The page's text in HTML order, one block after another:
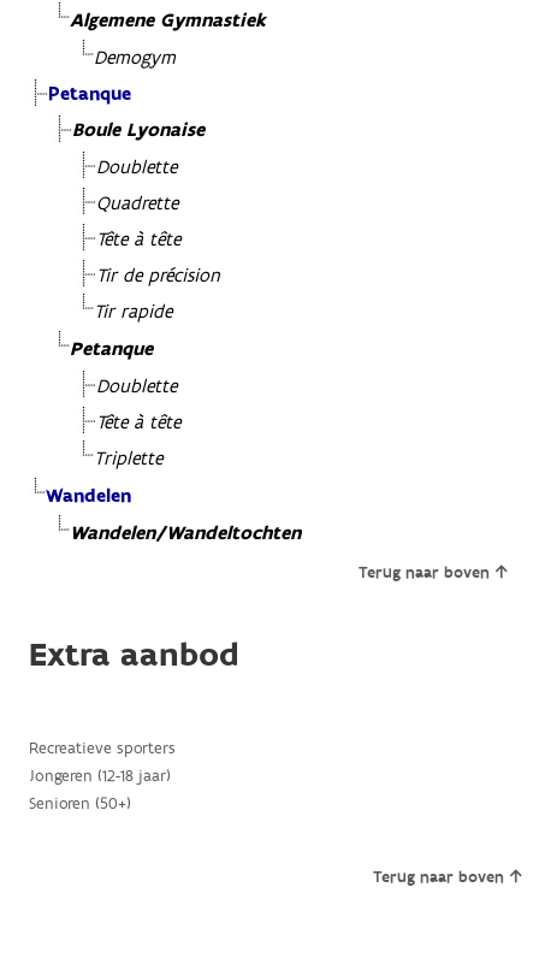
Algemene Gymnastiek
Demogym
Petanque
Boule Lyonaise
Doublette
Quadrette
Tête à tête
Tir de précision
Tir rapide
Petanque
Doublette
Tête à tête
Triplette
Wandelen
Wandelen/Wandeltochten
Terug naar boven
Extra aanbod
Recreatieve sporters
Jongeren (12-18 jaar)
Senioren (50+)
Terug naar boven